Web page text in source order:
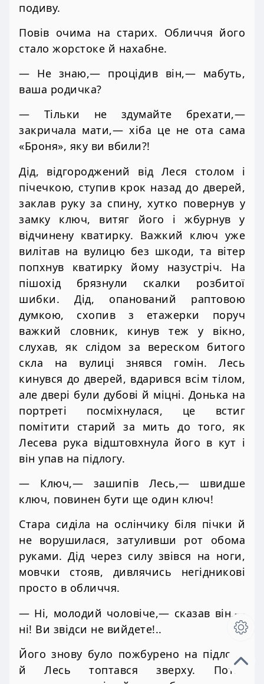
подиву.
Повів очима на старих. Обличчя його
стало жорстоке й нахабне.
— Не знаю,— процідив він,— мабуть,
ваша родичка?
— Тільки не здумайте брехати,—
закричала мати,— хіба це не ота сама
«Броня», яку ви вбили?!
Дід, відгороджений від Леся столом і
пічечкою, ступив крок назад до дверей,
заклав руку за спину, хутко повернув у
замку ключ, витяг його і жбурнув у
відчинену кватирку. Важкий ключ уже
вилітав на вулицю без шкоди, та вітер
попхнув кватирку йому назустріч. На
пішохід брязнули скалки розбитої
шибки. Дід, опанований раптовою
думкою, схопив з етажерки поруч
важкий словник, кинув теж у вікно,
слухав, як слідом за вереском битого
скла на вулиці знявся гомін. Лесь
кинувся до дверей, вдарився всім тілом,
але двері були дубові й міцні. Донька на
портреті посміхнулася, це встиг
помітити старий за мить до того, як
Лесева рука відштовхнула його в кут і
він упав на підлогу.
— Ключ,— зашипів Лесь,— швидше
ключ, повинен бути ще один ключ!
Стара сиділа на ослінчику біля пічки й
не ворушилася, затуливши рот обома
руками. Дід через силу звівся на ноги,
мовчки стояв, дивлячись негідникові
просто в обличчя.
— Ні, молодий чоловіче,— сказав він,—
ні! Ви звідси не вийдете!..
Його знову було пожбурено на підлогу,
й Лесь топтався зверху. Потім